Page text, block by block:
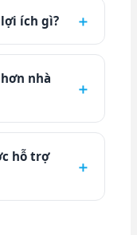
ích gì?
nhà
hỗ trợ